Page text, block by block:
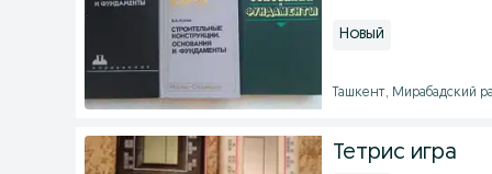
Новый
Ташкент, Мирабадский
Тетрис игра